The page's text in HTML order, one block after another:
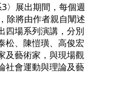
〉展出期間，每個週
除將由作者親自闡述
四場系列演講，分別
松、陳愷璜、高俊宏
及藝術家，與現場觀
社會運動與理論及藝